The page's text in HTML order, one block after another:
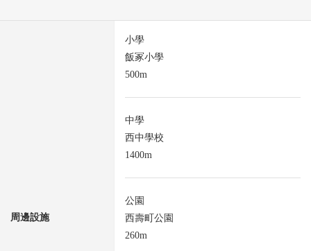
周邊設施
小學
飯冢小學
500m
中學
西中學校
1400m
公園
西壽町公園
260m